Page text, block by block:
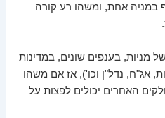
אחת, ומשהו רע קורה
מניות, בענפים שונים, במדינות
אג"ח, נדל"ן וכו'), אז אם משהו
האחרים יכולים לפצות על